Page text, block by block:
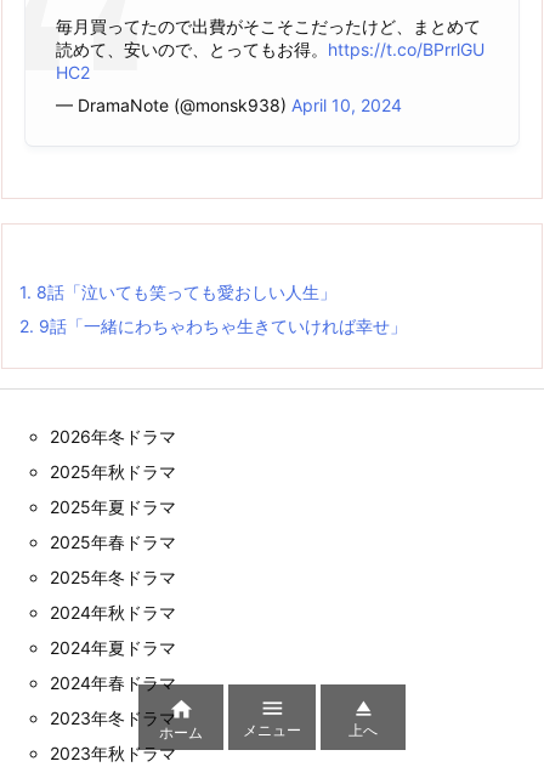
毎月買ってたので出費がそこそこだったけど、まとめて
読めて、安いので、とってもお得。 https://t.co/BPrrlGU
HC2
— DramaNote (@monsk938) April 10, 2024
1. 8話「泣いても笑っても愛おしい人生」
2. 9話「一緒にわちゃわちゃ生きていければ幸せ」
2026年冬ドラマ
2025年秋ドラマ
2025年夏ドラマ
2025年春ドラマ
2025年冬ドラマ
2024年秋ドラマ
2024年夏ドラマ
2024年春ドラマ
2023年冬ドラマ
2023年秋ドラマ

ホーム

メニュー

上へ